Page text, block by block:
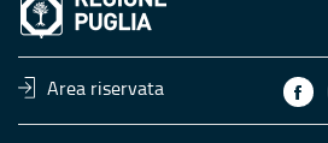
Area riservata